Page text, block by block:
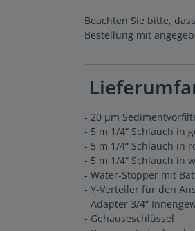
Beachten Sie bitte,
Bestellung mit
- 20 µm
- 5 m 1/4“ Schlauch in
- 5 m 1/4“ Schlauch in
- 5 m 1/4“ Schlauch in
- Water-Stopper mit
- Y-Verteiler für den
- Adapter 3/4“
- Gehäuseschlüssel